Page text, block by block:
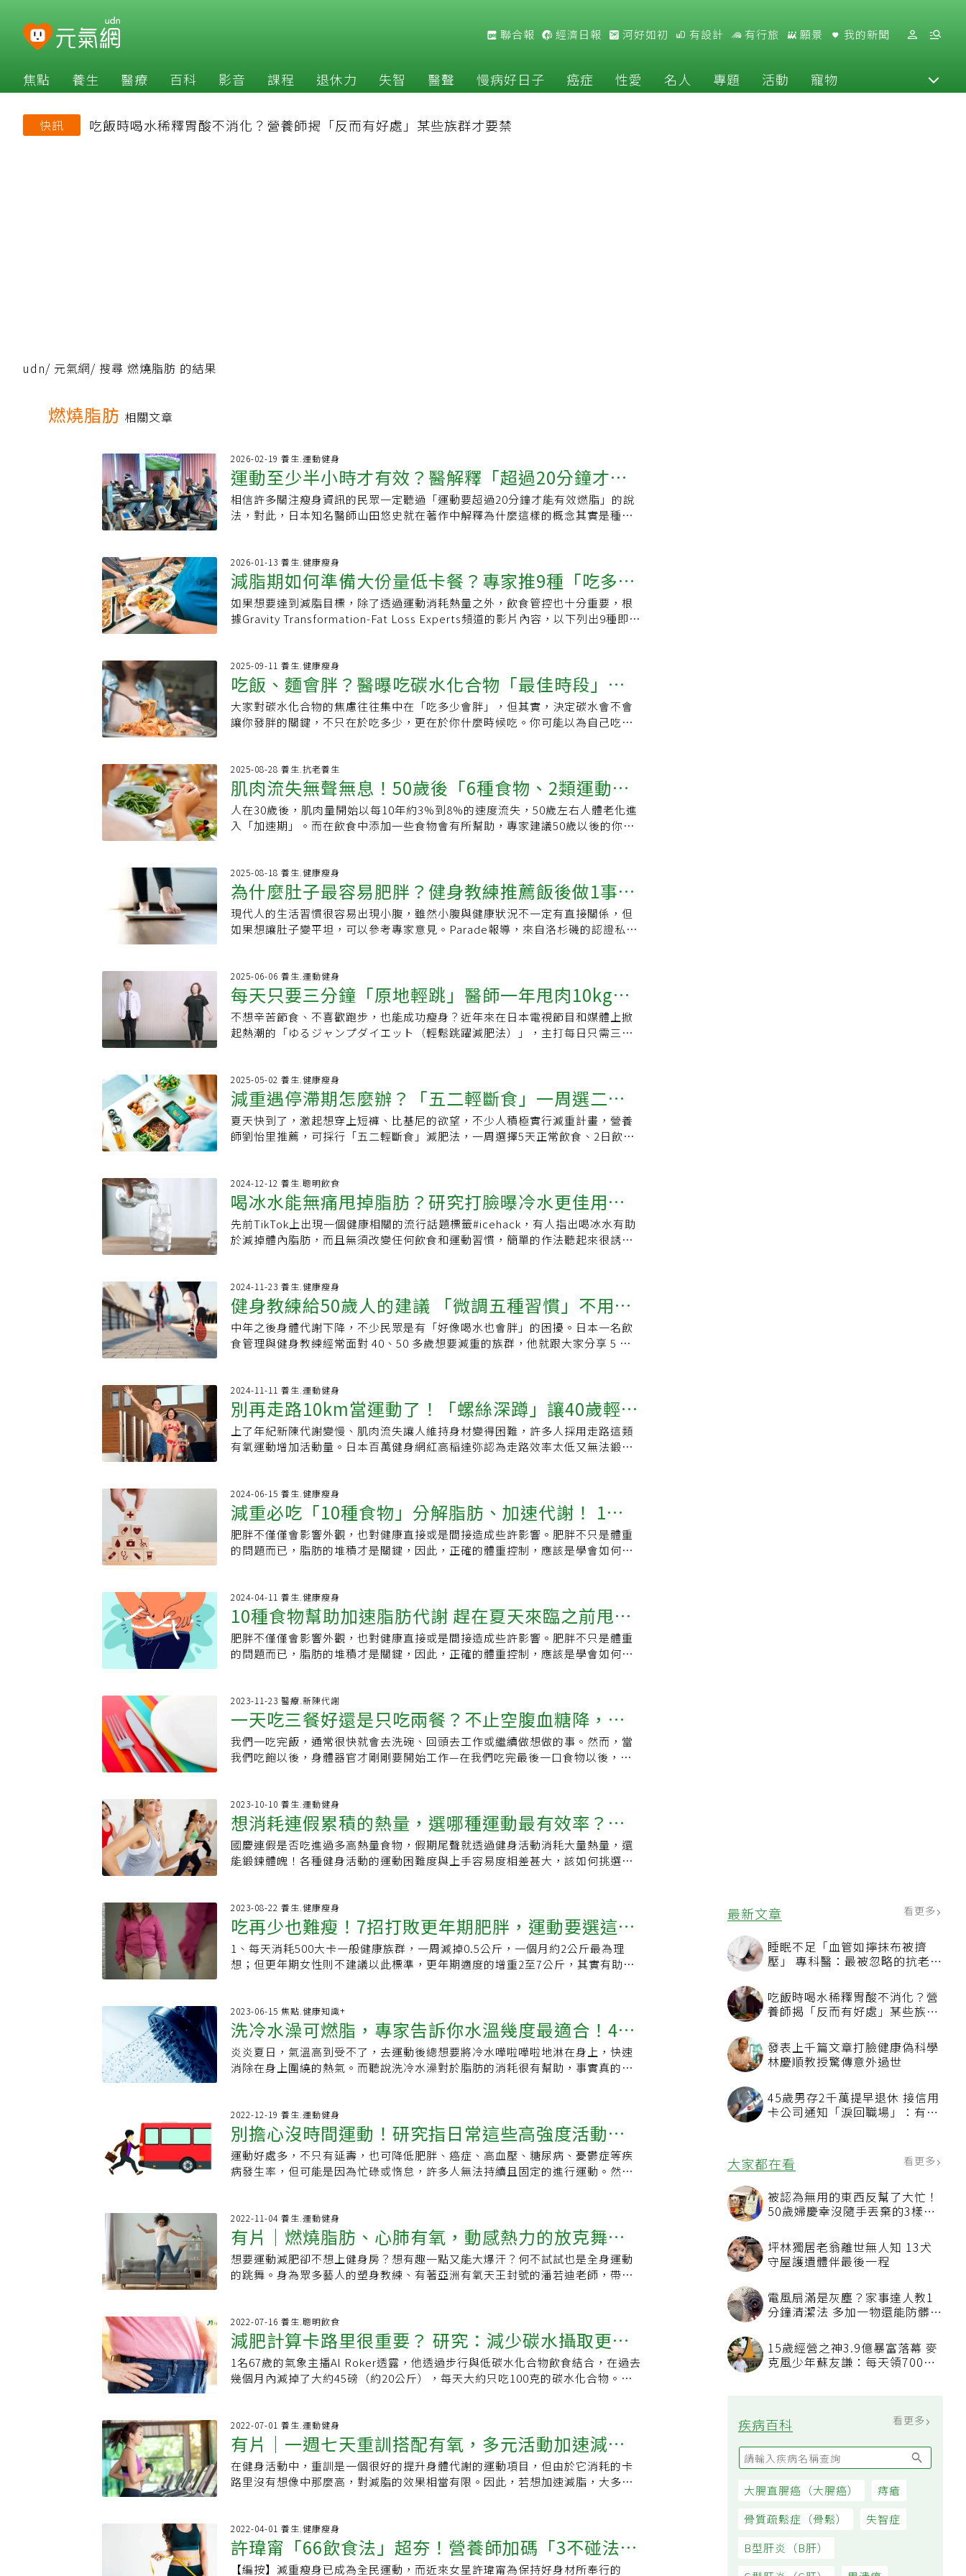
聯合報 經濟日報 河好如初 有設計 有行旅 願景 我的新聞
焦點 養生 醫療 百科 影音 課程 退休力 失智 醫聲 慢病好日子 癌症 性愛 名人 專題 活動 寵物
快訊 吃飯時喝水稀釋胃酸不消化？營養師揭「反而有好處」某些族群才要禁
最新文章 看更多
睡眠不足「血管如擰抹布被擠
壓」 專科醫：最被忽略的抗老方
吃飯時喝水稀釋胃酸不消化？營
養師揭「反而有好處」某些族群
發表上千篇文章打臉健康偽科學
林慶順教授驚傳意外過世
45歲男存2千萬提早退休 接信用
卡公司通知「淚回職場」：有錢
大家都在看 看更多
被認為無用的東西反幫了大忙！
50歲婦慶幸沒隨手丟棄的3樣物
坪林獨居老翁離世無人知 13犬
守屋護遺體伴最後一程
電風扇滿是灰塵？家事達人教1
分鐘清潔法 多加一物還能防髒汙
15歲經營之神3.9億暴富落幕 麥
克風少年蘇友謙：每天領700元
疾病百科 看更多
大腸直腸癌（大腸癌）
痔瘡
骨質疏鬆症（骨鬆）
失智症
B型肝炎（B肝）
udn/ 元氣網/ 搜尋 燃燒脂肪 的結果
燃燒脂肪 相關文章
2026-02-19 養生.運動健身
運動至少半小時才有效？醫解釋「超過20分鐘才能
燃脂」是迷思
相信許多關注瘦身資訊的民眾一定聽過「運動要超過20分鐘才能有效燃脂」的說
法，對此，日本知名醫師山田悠史就在著作中解釋為什麼這樣的概念其實是種迷
著各種「燃脂20分鐘法則」、「要運動XX分鐘才有效」、「要以1.5小時作為睡眠
週期」等方法。山田悠史醫師就先幫大家拆解運動與脂肪燃燒之間的關係，首先
我們必須先知道三個重點：1.運動後脂肪會立即開始燃燒。2.脂肪燃燒的速度會
隨著時間而加快。3.多次10分鐘的運動會產生累積效應，達成與一次長時間運動
相同的效果。因此所謂減脂的「20分鐘法則」其實並不完全正確，因為從運動的
物，之後才是脂肪，但這並不代表在燃燒碳水化合物的期間脂肪沒有被燃燒，碳
水化合物是主要能量來源，但同時脂肪也會作為輔助能量來源，也就是說即使是
運動10分鐘，燃脂效果也並非為零。科學研究也已經證實，即使是10分鐘左右的
短時間運動，如果堅持規律進行，也能燃燒足夠的脂肪並改善健康狀況。5分鐘的
2026-01-13 養生.健康瘦身
減脂期如何準備大份量低卡餐？專家推9種「吃多也
不太會胖」的食物
如果想要達到減脂目標，除了透過運動消耗熱量之外，飲食管控也十分重要，根
據Gravity Transformation-Fat Loss Experts頻道的影片內容，以下列出9種即使
全吸收，很大一部分在消化過程中就被消耗掉了。但前提是你吃的是低調味的水
煮蛋，如果是一份加了很多起司和配料的煎蛋捲，還是容易「爆卡」的。2.鮭魚
特別強調最好選擇野生鮭魚，專家指出養殖鮭魚的脂肪含量遠高於野生鮭魚，對
於體重管理不利，野生鮭魚的脂肪含量只有養殖鮭魚的一半，而且還含有豐富的
蛋白質。3.泡菜醃製泡菜的脂肪和熱量都很低，非常適合大量食用，並且含有必
醬是熱量最低的沾醬之一，一份莎莎醬（約兩湯匙）平均熱量不到10大卡。另
外，墨西哥辣椒中的辣椒素成分還可以提升身體燃燒脂肪的能力，進而幫助減
肥。5.雞胸肉雞胸肉是增肌減脂族群的好夥伴，雞肉是優質瘦肉蛋白質的來源，
雞胸部位脂肪含量低，100克雞胸肉含有165大卡熱量、31克蛋白質和3.6克脂
在減脂期間吃的水果，因為主要成分是水（91%）和碳水化合物（7.6%），幾乎
不含蛋白質和脂肪，100克西瓜的熱量約只有30大卡。7.蘑菇蘑菇不僅熱量低，而
且富含蛋白質、膳食纖維、維生素、礦物質和多醣體，除了蘑菇之外，靈芝、猴
頭菇、雲芝和白樺茸也適合減脂食用。8.甜椒甜椒跟蘑菇一樣是低熱量又營養的
食材，可以幫助促進新陳代謝，增強免疫系統。一個中等大小的甜椒（約120克）
花？富含膳食纖維和天然抗氧化物質的爆米花是一種優質的低熱量高纖零食，用
全穀類製成的爆米花還有促進血液循環與消化的作用。但是要小心電影院和市面
販售的爆米花多添加大量奶油和調味料，一桶熱量可能就破千，而且鈉含量也超
高，建議在家自己製作少許調味的爆米花，就能避開熱量炸彈。
2025-09-11 養生.健康瘦身
吃飯、麵會胖？醫曝吃碳水化合物「最佳時段」，
血糖穩、不囤脂
大家對碳水化合物的焦慮往往集中在「吃多少會胖」，但其實，決定碳水會不會
讓你發胖的關鍵，不只在於吃多少，更在於你什麼時候吃。你可能以為自己吃得
碳水量遠超過身體的需要，隨便一頓早餐的貝果或吐司，加上一杯含糖咖啡，午
餐再來個義大利麵，碳水量就輕鬆突破350克。但身體真正需要的，其實一天可能
連一百克都不到。重點不是把碳水完全剃除，而是要在身體「最會利用」它的時
間出手，而且要選對來源，像是糙米、黑米、芋頭，這些才是你想要的燃料，不
是讓你昏沉想睡的加工澱粉。 中午吃碳水 血糖不容易飆升、囤積脂肪 身體最擅
被細胞拿來當能量而不是儲存成脂肪。相對於在晚上攝取碳水，白天攝取碳水的
減重效果明顯更好、血糖與胰島素也更穩定，甚至連飢餓感都比較低。這是因為
早上的產熱效應比較強，身體「燃燒燃料的效率」本來就比晚上高，同樣一百
卡，早上吃掉比晚上更不容易囤積成脂肪。如果你那天早上剛好有運動，或者接
的碳水比較容易進到肌肉當燃料，而不是流進脂肪細胞當庫存。不過如果你當天
整天都坐著沒動，早上就不建議吃太多碳水，這時反而可以選擇以蛋白質或健康
脂肪為主的早餐。 運動後該不該馬上補碳水？ 這點其實和傳統觀念有點出入。過
去大家都認為運動完要馬上吃東西，最好在三十分鐘內吃進碳水，才不會浪費恢
復期。但運動完的那段時間，其實是燃燒脂肪最有效的時候，如果這時立刻吃碳
好用完。 晚上能不能吃碳水？ 答案不是絕對禁止，關鍵是掌握量和時機。如果你
在晚餐時間攝取一點點碳水，像是半顆地瓜或一小份南瓜，其實對某些人反而有
助於入睡。因為碳水會促進血清素與褪黑激素的生成，能幫助副交感神經上場、
讓你比較容易進入放鬆模式。但這前提是「適量」而且「提早吃完」，最好是在
段自然的脂肪燃燒。剛醒來的時候，胰島素是一天中最低點，加上所謂的「黎明
現象」此時的高皮質醇、高胰高血糖素與高血糖本來就會讓你對碳水的反應比較
差。如果一醒來就吃碳水，可能會放大這個血糖波動，增加儲脂風險。晚一點吃
早餐，等身體的代謝節奏穩下來再開始進食，會是比較理想的做法。 觀察自己對
碳水反應 有效利用 碳水的量不是答案的全貌，而是「時間點」和「身體狀態」
麼吃，不如直接觀察自己的反應。吃對時間、吃對來源，再加上一點運動，碳水
可以是你能量的好朋友，而不是你的敵人。 【延伸閱讀】 ·「白飯vs麵條」哪個
比較好？專家給答案了 搭配這2種食物血糖更穩定 ·吃麵包容易胖？醫揭「3關
鍵」讓澱粉不囤脂 別一次梭哈
2025-08-28 養生.抗老養生
肌肉流失無聲無息！50歲後「6種食物、2類運動」
有效保持肌肉質量
人在30歲後，肌肉量開始以每10年約3%到8%的速度流失，50歲左右人體老化進
入「加速期」。而在飲食中添加一些食物會有所幫助，專家建議50歲以後的你，
人在30歲後，肌肉量開始以每10年大約3%到8%的速度流失，40歲後肌肉質量流
失速度加快，50歲左右人體老化更進入「加速期」。肌肉流失與肌少症密切相
關，肌肉減少會影響身體機能、增加跌倒與骨折風險，住院機率上升導致生活品
質下降，再來就可能面臨失能、長期臥床。50歲後每天該吃的6種食物根據《Eat
this, Not that！》訪問運動營養師Tara Collingwood，在飲食中添加一些足以
歲以上的人，因為雞蛋含有完全蛋白質與維生素B12，有助於修復肌肉並穩定能
量。每天早上吃一顆蛋，是補充蛋白質最佳選擇。2.綠葉蔬菜綠葉蔬菜富含鈣、
鎂和維生素K，對骨骼和肌肉功能有益，而且食用方式多元，可以清炒、水煮，也
可以當沙拉吃。3.希臘優格如果想在年老時保持身材苗條，希臘優格也是必吃的
含ω-3脂肪酸，可以抗發炎並保護肌肉，是富含優質脂肪的瘦肉蛋白，非常適合中
老年人補充。5.莓果包括黑莓、草莓和藍莓的莓果類，富含抗氧化劑和纖維，有
助於恢復體力並控制食欲，是可幫助燃燒脂肪的甜食6.豆類食物豆類或扁豆是既
能填飽肚子又能促進減脂的配菜，其所含的植物蛋白和纖維能穩定血糖，並為肌
肉提供能量。如何知道自己肌肉流失？要如何知道自己肌肉流失、有沒有肌少
少症可能，建議到醫院復健科做檢測確認。根據衛福部國健署統計，台灣65歲以
上長者的肌少症盛行率為7至10%，粗估近30萬人罹患肌少症。而肌肉流失和骨
質流失一樣，都是無聲無息的，超過一半的人不知道自己正在流失肌肉，如果發
現經常起身困難、行走速度變慢、小腿圍變細，可能肌少症已經找上門了。有
保祿醫院家庭醫學科醫師吳庭蕙曾受訪指出，攝取優質與適量的蛋白質有助增加
肌肉量。運動方面以有氧運動、漸進式阻力運動的訓練最能有效增加肌肉質量、
強化肌力。若身體較虛弱者，以少量多次為原則，慢慢增加訓練的強度，千萬不
要一口氣加重訓練，以免受傷。 你有肌少症的風險嗎？快來看看常見徵兆➤ 【資
料來源】．《Eat this, Not that！》 ．《衛福部國健署 健康九九+》 ．聯合報系
2025-08-18 養生.健康瘦身
為什麼肚子最容易肥胖？健身教練推薦飯後做1事有
助瘦小腹
現代人的生活習慣很容易出現小腹，雖然小腹與健康狀況不一定有直接關係，但
如果想讓肚子變平坦，可以參考專家意見。Parade報導，來自洛杉磯的認證私人
練伊安努奇（Alexis Iannucci）說，飯後散步有助平衡血糖、燃燒額外的卡路
里。認證肌力與體能訓練專家霍爾特（Stephen Holt）說，低血糖暗示身體少存
點脂肪，特別是胰島素阻抗（Insulin resistance）最先出現的腹部。雖然走路時
間取決於個人，伊安努奇說，走10到20分鐘就能看到效果，但走30分鐘以上對一
部分人比較理想，特別是追求長期減脂的人，有助消耗大於攝取的熱量。走路不
教練羅瑟（Holly Roser）說，為了最大化走路效益，建議選擇身體可承受的上坡
路散步。霍奇斯說，需要的話可以穿負重背心增加難度。每一步讓核心肌群出力
也有幫助。另外要記得補充水分，飯後散步最不想遇到的是身體脫水。雖然走路
對大部分人有正面效果，霍奇斯說，有消化問題的人，如果飯後需要上廁所，可
努奇說，肌力訓練，特別是深蹲、硬舉等複合式訓練能鍛鍊瘦肌肉、燃燒脂肪，
而棒式、死蟲式、鳥狗式等核心穩定運動能訓練深層腹部肌肉。霍奇斯說，阻力
訓練需要長期堅持，並不是快速解方，持續訓練能提升靜止代謝率（Rest
Metabolic Rate），進而讓肚子變平坦。
2025-06-06 養生.運動健身
每天只要三分鐘「原地輕跳」醫師一年甩肉10kg：
尤其適合中老年女性
不想辛苦節食、不喜歡跑步，也能成功瘦身？近年來在日本電視節目和媒體上掀
起熱潮的「ゆるジャンプダイエット（輕鬆跳躍減肥法）」，主打每日只需三
高齡族群健康減重的絕佳選擇。什麼是「輕鬆跳躍減肥法」？據《HALMEK up》
報導，這是由日本國立大學教授兼醫師伊賀瀨道也為了改善自身體型所設計的減
肥法。方法相當簡單，只需每天跳三次、每次一分鐘，不需劇烈運動或複雜飲食
控制。伊賀瀨持續一年後，體重從82公斤降到72公斤，減少10公斤，腰圍也減了
5公分。為什麼「輕鬆跳躍」能瘦身？人體下半身集中了約一半的肌肉，尤其大腿
腹部與雙腿跳躍能鍛鍊大腿前側的股四頭肌與後側的腿後肌群，強化下半身並有
助於收緊大腿線條。同時跳躍時腹部也會出力，有助於消除小腹。2. 改善水腫跳
躍會促進小腿肌肉伸縮，小腿被稱為「第二顆心臟」，可幫助血液從下肢回流心
臟，對水腫改善尤其有效。更年期後雌激素減少導致水分代謝不良，跳躍可預防
善體態歪斜與駝背問題，對避免中年腹凸和跌倒有幫助。5. 改善肩頸痠痛當核心
強化、身體歪斜減少，肌肉使用自然正確，有助於紓解肩頸痠痛。若搭配「舉手
跳躍」，更可促進肩部血液循環。6. 強化骨骼研究指出，每天跳10次、持續16週
能提升髖部骨密度。另一研究也顯示，每週2~3次，每次跳20下持續1年，有助維
持停經後女性的大腿骨密度，對預防骨質疏鬆症十分有效。考量日本女性50歲以
下開始，逐步習慣為目標。只要早、中、晚三次練習，就能減少復胖機率。不擅
長運動也能輕鬆上手對運動無法持之以恆、生活忙碌的50歲左右女性來說，是非
常適合的減重方式。原地跳躍無需特別場地或技巧，輕鬆實行。無需任何器材，
隨時可開始不同於跳繩或彈跳床，這種跳躍法不需鞋子、墊子或任何設備。若擔
鬆跳躍減肥法的具體做法【基本型】1.熱身：手腕與腳踝各方向旋轉20次，屈膝
10次。2.站姿：雙手放鬆、背部挺直。3.跳躍：輕輕垂直跳起（從腳跟微離地開
始），膝蓋微彎落地。【進階型 - 圖形跳】此動作可刺激肩胛部位的「褐色脂肪
細胞」，幫助燃燒脂肪與產生熱能。1.熱身同上。2.雙手舉過頭交叉。3.保持姿勢
垂直跳躍，落地時膝蓋微彎。執行時的重點與小技巧持續是關鍵：這是一項溫和
離原地，代表核心肌群還需加強。保護胸部：跳躍時胸部劇烈晃動恐傷及「庫柏
韌帶」，建議用雙臂交叉環抱保護。做這項運動仍有一些注意事項，像是有膝
蓋、腰部或髖關節問題，或骨質疏鬆症患者，務必事先詢問醫師意見；若擔心關
節負擔，可穿著有支撐力的壓縮褲或運動褲降低衝擊。
2025-05-02 養生.健康瘦身
減重遇停滯期怎麼辦？「五二輕斷食」一周選二天
飲食控制 照食譜吃輕鬆甩肉
夏天快到了，激起想穿上短褲、比基尼的欲望，不少人積極實行減重計畫，營養
師劉怡里推薦，可採行「五二輕斷食」減肥法，一周選擇5天正常飲食、2日飲食
2、3公斤，似乎很快看到成效，但一段時間體重卻突然卡住不動。劉怡里說，其
實無論用什麼方式減重，一定會遇到數字卡關的「停滯期」。減重停滯期是一種
身體出現短暫的適應機制，也是一種保護生理反應。當體重、體脂因為少吃多動
而往下降低時，一段時間後，身體會開始找到新的平衡，讓體重先停住。「有時
候只卡住幾天，有時卻一停就是好幾個月。」劉怡里說，停滯期容易讓人感到灰
慮的心情。她分享3個妙招，重新調整飲食和運動方式，或是把這時候的體重當作
新的開始，就像玩遊戲卡關一樣，換個方式讓自己的戰力提升。1.偶爾來點放縱
餐：適度增加熱量真的有助於突破停滯期，劉怡里說，美食讓人心情愉悅、打破
減脂卡關。卡關的時候，允許一個月吃個1、2次大餐，不但不會變胖，還能喚醒
可以加點重量訓練，有助於燃燒脂肪及增加肌肉量。嘗試高強度間歇訓練，燃脂
效果也很明顯，身體更有感。3.設定短期目標：減重不用一次到位，設定小目
標、慢慢調整，反而更容易持久。例如每周多運動10分鐘，或是每天多吃一份蔬
菜，都是很好入門的開始。透過短期目標的設定，慢慢養成更健康的飲食和運動
習慣，也會看到體重變化。劉怡里指出，進行減重計畫時，大約降到體重5%至
帶」，含豐富的碘、多種礦物質和高膳食纖維，還能促進新陳代謝、幫助消除水
腫及減少脂肪吸收。若嘴饞想吃甜點，多利用蔬菜類白木耳、黑木耳、仙草、愛
玉、寒天等做成的甜湯，另加點紅豆、綠豆，增加飽足感。劉怡里提醒，想進行
減重計畫，學習計算熱量也是重點，若以每周減輕0.5公斤為目標，每日應減少攝
2024-12-12 養生.聰明飲食
喝冰水能無痛甩掉脂肪？研究打臉曝冷水更佳用
法：有效調節血糖
先前TikTok上出現一個健康相關的流行話題標籤#icehack，有人指出喝冰水有助
於減掉體內脂肪，而且無須改變任何飲食和運動習慣，簡單的作法聽起來很誘
能幫助燃燒脂肪嗎？喝冰水效果不彰 不如身體泡冷水根據一項2003年的研究，喝
500毫升的常溫水每小時能增加卡路里消耗30%，原因是身體會消耗能量將水溫
提升到攝氏37度。但這個說法遭到挑戰，認為測量熱量消耗的方法有問題。2006
年另一項更嚴謹的研究發現，喝冰水（3°C）僅能增加5%的能量消耗，等於每杯
只會燃燒4大卡，換句話說，即使每天喝八杯冰水，也無法明顯減掉脂肪。後來愈
色脂肪，對代謝健康有正面影響。還有一些研究指出，經常接觸冷水可提升胰島
素敏感度，有助調整血糖水平。雖然喝冰水無法顯著促進代謝，但適當的補水對
身體的正常新陳代謝至關重要，每天最好喝到2000毫升的水，所有非酒精類飲料
都算，但最好還是直接喝無糖的白開水，建議以常溫飲用，運動後若喝冷水能有
乏的一餐。 所以應該多加關注早餐的內容。二、增加全食物（WHOLE FOOD）
攝取量研究指出，每天吃三份全穀物的人患代謝疾病的風險較低，若是晚餐有剩
餘的穀物，可加到第二天午餐的沙拉中。三、調整飲食節奏進食會向身體的生理
時鐘發出信號並調節新陳代謝，小心不要在不規律的時間或深夜進食，因為會擾
亂生理時鐘並對消化產生不良影響。資料來源／Women&#039;s Health
2024-11-23 養生.健康瘦身
健身教練給50歲人的建議 「微調五種習慣」不用特
別做什麼就能減3公斤
中年之後身體代謝下降，不少民眾是有「好像喝水也會胖」的困擾。日本一名飲
食管理與健身教練經常面對 40、50 多歲想要減重的族群，他就跟大家分享 5 個
（麥芽糊精）的飲料，對於學習或是肌肉訓練的族群來說，麥芽糊精是可以快速
補充能量的碳水化合物。但是戒掉這種飲料後，每天攝入的卡路里就減少了，身
體會更容易用燃燒脂肪的方式來獲取能量。2.午餐主食改為以魚為主許多人午餐
會以肉類和米飯為主，但不妨將主食改為「魚肉」，教練就分享自己開始吃由烤
魚、生魚片為主的日式套餐，蔬菜豆類的份量也多於米飯，不但有飽足感，熱量
肌肉修復，但對於減脂的族群來說，則需要注意碳水化合物是否也造成攝取過多
卡路里。建議用低碳水的堅果或起司代替零食甜點，血糖水平也會更穩定。4.從
無氧運動轉為有氧運動對想要減重的民眾來說，有氧運動燃燒脂肪的效果比無氧
運動更好，建議繼續維持肌肉訓練之外，也加入有氧運動的訓練量，例如1小時騎
素調節生理機能，當睡眠充足時，抑制食慾的「瘦體素」就會增加，體內賀爾蒙
的平衡能預防暴飲暴食、無形之中維持身心健康。教練表示，自己依照上面提到
的方法微調日常生活習慣，不知不覺就減掉了3公斤，他本身已經有運動習慣，再
加上減少熱量攝取，自然能達成脂肪燃燒的效果。
2024-11-11 養生.運動健身
別再走路10km當運動了！「螺絲深蹲」讓40歲輕鬆
維持身材：就算只做一次也有效
上了年紀新陳代謝變慢、肌肉流失讓人維持身材變得困難，許多人採用走路這類
有氧運動增加活動量。日本百萬健身網紅高稲達弥認為走路效率太低又無法鍛鍊
怎麼走路或做深蹲都減不了肥，她指出深蹲被稱為「肌肉訓練之王」，負重強度
相當高。40多歲的人若以自己的體重負荷做深蹲不是太困難的事，現在最夯的運
動為「螺絲深蹲」（ネジネジスクワット），從字面上來看就是透過扭動身體進
行的深蹲。用螺絲深蹲取代深蹲「螺絲深蹲」是透過扭動手臂、腹部和腿部，可
以用自身的體重進行高負荷訓練。1.雙手交叉2.挺起胸膛3.一隻腳往斜後交叉4.上
重心放得愈低就愈有效果，每天做一次維持10秒就行了。高稲指出雖然走路當運
動的門檻很低，但是燃燒的熱量很少，沒什麼增強肌肉的效果，也不容易減肥，
如果要每天花很長時間走路，例如一天走上10公里，對一般人來說也很困難。自
己年輕時體重很容易減輕，因為有足夠肌肉量和良好的代謝能力；到了40多歲後
一旦放棄體重就會立刻反彈；如果用螺絲深蹲鍛鍊肌肉，就能提高基礎代謝，讓
自己成為「容易減肥和燃燒脂肪的體質」。每增加一公斤的肌肉，每年能燃燒0.7
公斤的脂肪，一旦鍛鍊出更多肌肉，就能讓燃燒脂肪變得容易，身材就能容易維
持，高稲自稱和丈夫40多歲以後透過運動已減掉高達10公斤，恢復20歲的苗條身
材。資料來源／日本雅虎新聞
2024-06-15 養生.健康瘦身
減重必吃「10種食物」分解脂肪、加速代謝！ 1食
物燃脂效果是綠茶2.5倍、這款油還能增肌減脂
肥胖不僅僅會影響外觀，也對健康直接或是間接造成些許影響。肥胖不只是體重
的問題而已，脂肪的堆積才是關鍵，因此，正確的體重控制，應該是學會如何消
幫助燃燒脂肪的食材，可以有效地促進脂肪代謝，幫助維持好身材。 1、肉桂根
據美國農業部的研究顯示，在食物中添加1/4至1茶匙的肉桂，立刻可以讓身體脂
肪分解並加速代謝，肉桂的燃脂效果是綠茶的2.5倍。 2、富含維生素B1、B2之
食材維生素B1及B2對於熱量的代謝相當重要，它們是酵素的輔脢，如果體內缺乏
維生素B1及B2時，酵素就無法發揮作用。因為維生素B1、B2是水溶性的維生
類、五穀雜糧、酵母、小麥胚芽、豆類、牛奶、肉類等，也都是重要的維生素
B1、B2來源，也可以從中攝取。 3、富含天然酵素之食材酵素不但能夠減少中性
脂肪囤積在血液中，也可以促進新陳代謝，達到燃燒脂肪的功效。因此，適當補
充酵素，可以達到節省體內酵素流失的目的，身體就能夠有效地利用體內的酵素
蔥、山藥、豆芽菜等蔬菜，酵素的含量也非常豐富。 4、共軛亞麻油酸共軛亞麻
油酸是亞麻油酸的同分異構物，已經發現具有增加肌肉以及減少體脂肪囤積的功
效。除此之外，共軛亞麻油酸還具有清除自由基以及抗癌等效果。專家建議，可
以從葵花油中攝取共軛亞麻油酸。 5、富含大豆皂角之食材大豆皂角能讓腸胃不
容易吸收多餘的熱量，同時也具有抗氧化、調降血低膽固醇以及血脂肪的作用，
素之食材木質素可以活化腸道功能，使排便變得通暢，並可刺激體內新陳代謝，
使脂肪不容易堆積在體內。包括芝麻、燕麥、穀類、可可亞、大豆、亞麻仁等，
都含有很豐富的木質素，可以從中取得。 7、含咖啡因之食物咖啡因是茶以及咖
啡苦味的來源，可以刺激腦部活動、振奮心情，同時還有利尿的效果。研究發
燃脂的功效才能夠充分發揮。另外，喝咖啡會感覺心悸的人，並不建議嘗試。
8、含輔脢Q10之食材Q10是身體燃燒熱量時所必備的物質，若是體內的Q10足
夠，則所攝取的脂肪就能夠充分地被代謝分解。除了燃脂這個功效之外，Q10也
具有抗氧化作用，並能夠清除體內的自由基，有助於維持健康。富含輔脢Q10的
食物，包括秋刀魚、沙丁魚、鮭魚、鮪魚等魚類，而牛肉或是羊肉等肉類，菠
抑制過剩的脂肪儲存。研究也證實，適當地攝取納豆，對身體健康有幫助。 10、
辣椒素辣椒粉、辣椒油以及辣椒，都含有豐富的辣椒素。辣椒素被發現具有燃脂
的功用，可以刺激副交感神經、加速能量的代謝，但是腸胃道功能比較不好的人
要小心選用。延伸閱讀： ·休假暴食、吃太多如何補救？ 營養師公開「超強清腸
2024-04-11 養生.健康瘦身
10種食物幫助加速脂肪代謝 趕在夏天來臨之前甩掉
肥肉
肥胖不僅僅會影響外觀，也對健康直接或是間接造成些許影響。肥胖不只是體重
的問題而已，脂肪的堆積才是關鍵，因此，正確的體重控制，應該是學會如何消
減重的效益，因為攝取能夠幫助燃燒脂肪的食材，可以有效地促進脂肪代謝，幫
助維持好身材。 肉桂根據美國農業部的研究顯示，在食物中添加1/4至1茶匙的肉
桂，立刻可以讓身體脂肪分解並加速代謝，肉桂的燃脂效果是綠茶的2.5倍。 富含
維生素B1、B2之食材維生素B1及B2對於熱量的代謝相當重要，它們是酵素的輔
脢，如果體內缺乏維生素B1及B2時，酵素就無法發揮作用。因為維生素B1、B2
的寶庫，但是全穀類、五穀雜糧、酵母、小麥胚芽、豆類、牛奶、肉類等，也都
是重要的維生素B1、B2來源，也可以從中攝取。 富含天然酵素之食材酵素不但
能夠減少中性脂肪囤積在血液中，也可以促進新陳代謝，達到燃燒脂肪的功效。
因此，適當補充酵素，可以達到節省體內酵素流失的目的，身體就能夠有效地利
菇、白蘿蔔、洋蔥、山藥、豆芽菜等蔬菜，酵素的含量也非常豐富。 共軛亞麻油
酸共軛亞麻油酸是亞麻油酸的同分異構物，已經發現具有增加肌肉以及減少體脂
肪囤積的功效。除此之外，共軛亞麻油酸還具有清除自由基以及抗癌等效果，專
家建議，可以從葵花油中攝取共軛亞麻油酸。 富含大豆皂角之食材大豆皂角能讓
腸胃不容易吸收多餘的熱量，同時也具有抗氧化、調降血低膽固醇以及血脂肪的
木質素之食材木質素可以活化腸道功能，使排便變得通暢，並可刺激體內新陳代
謝，使脂肪不容易堆積在體內。包括芝麻、燕麥、穀類、可可亞、大豆、亞麻
仁……等，都含有很豐富的木質素，可以從中取得。 含咖啡因之食物咖啡因是茶
以及咖啡苦味的來源，可以刺激腦部活動、振奮心情，同時還有利尿的效果。研
啡因燃脂的功效才能夠充分發揮。另外，喝咖啡會感覺心悸的人，並不建議嘗
試。 含輔脢Q10之食材Q10是身體燃燒熱量時所必備的物質，若是體內的Q10足
夠，則所攝取的脂肪就能夠充分地被代謝分解。除了燃脂這個功效之外，Q10也
具有抗氧化作用，並能夠清除體內的自由基，有助於維持健康。富含輔脢Q10的
食物，包括秋刀魚、沙丁魚、鮭魚、鮪魚等魚類，而牛肉或是羊肉等肉類，菠
過剩的脂肪儲存，研究也證實，適當地攝取納豆，對身體健康有幫助。 辣椒素辣
椒粉、辣椒油以及辣椒，都含有豐富的辣椒素。辣椒素被發現具有燃脂的功用，
可以刺激副交感神經、加速能量的代謝，但是腸胃道功能比較不好的人要小心選
用。 延伸閱讀： ·科學認證「有效降血壓6食物」1圖看 1飲品少喝1/4瓶收縮壓
2023-11-23 醫療.新陳代謝
一天吃三餐好還是只吃兩餐？不止空腹血糖降，研
究列5改善數據做這建議
我們一吃完飯，通常很快就會去洗碗、回頭去工作或繼續做想做的事。然而，當
我們吃飽以後，身體器官才剛剛要開始工作—在我們吃完最後一口食物以後，它
烈的時刻。為了消化、分類和儲存我們剛吃下肚的食物中的分子，血液會湧入消
化系統，荷爾蒙也會像潮水一樣拚命分泌。有些系統會暫停運作（包括免疫系
統），其他系統則會被激發（例如脂肪儲存）。胰島素濃度、氧化壓力和炎症會
增加。飯後血糖或果糖飆升得越高，身體就越需要應對餐後狀態，因為它需要控
制更多的自由基、糖化作用以及釋放的胰島素。有餐後狀態是正常的，但人體也
有20 個小時處於餐後狀態，因為我們平均每天吃三餐，外加兩頓零嘴。過去的生
活不是這樣的：一直到1980 年代以前，人們只吃兩餐，中間並不常吃零食，所以
只有8 到12 個小時處於餐後狀態。零食是1990 年代的發明，跟低腰牛仔褲一樣
（要穿這種褲子之前，請三思而後行）。當我們的身體不處於餐後狀態時，事情
空的消化道正在清潔內壁。當我們不處於餐後狀態時，胰島素濃度就會下降，身
體就可以重新燃燒脂肪，而不是儲存脂肪。你可能聽人說過，史前時代的人可以
長時間不進食。這是因為我們可以輕易在使用葡萄糖作為燃料（來自最後一餐）
和使用脂肪作為燃料（來自脂肪儲存）這兩種模式之間切換。正如先前所講，這
種轉換能力稱為代謝靈活度。它是新陳代謝是否健康的主要衡量標準。要增加新
多餐，一天吃六頓」，這樣比吃兩頓或三頓大餐更好。然而，研究結果證實這種
想法是錯誤的。針對這點，捷克共和國的科學家在2014 年對第二型糖尿病患者進
行了測試。他們決定每天的卡路里配額，讓其中一組受測者在兩頓大餐中攝取這
些卡路里，而另一組則分成六頓，少量多餐，分批攝取相同的熱量。只吃兩餐的
胰島素抗性降低、胰臟細胞變得更健康。攝取相同的卡路里，效果卻有所不同。
（我又要講我最喜歡的格言：卡路里不是一切。）另一種改善新陳代謝的方法是
所謂的間歇性斷食，你可以一次禁食6、9、12 或16 小時，或者每週有幾天減少
攝取卡路里。為什麼說寧可吃飯後甜點當我們不吃零食時，身體系統會有更長的
時間不處於餐後狀態。這樣一來，身體就有時間去進行上面提到的清理工作。餐
移動到管道。因此，無論你想吃一片水果、一碗果昔、一顆太妃糖或一塊餅乾，
請在飯後吃。圖H6-1 同樣是吃鳳梨，血糖飆升的幅度卻不同。如果你先吃含有脂
肪、纖維和蛋白質的食物，然後吃鳳梨作為甜點，鳳梨就不會讓血糖大幅度驟
升。把鳳梨作為零食吃的時候，血糖會飆升，即便反應性低血糖的情況的確比較
血糖峰值；飯後吃的話，它引起的整體血糖濃度變化較低。 (本文摘自高寶出版
《90%的病，控糖就會好》，作者：潔西．伊喬斯佩 Jessie Inchauspe；譯者：
吳煒聲)
2023-10-10 養生.運動健身
想消耗連假累積的熱量，選哪種運動最有效率？科
學實證給了這些建議
國慶連假是否吃進過多高熱量食物，假期尾聲就透過健身活動消耗大量熱量，還
能鍛鍊體魄！各種健身活動的運動困難度與上手容易度相差甚大，該如何挑選適
部脂肪，廣告建議在軟墊上進行仰臥起坐，減少腹部脂肪嗎？據專家研究，進行
運動時，無法將特定區域中的脂肪快速減少，那是一則運動神話。專家建議透過
整體的健身活動，不要專注在特定區域，才能達到燃燒脂肪的效果。2.破解六塊
腹肌的迷思，其實消耗熱量不多的健身活動：仰臥起坐仰臥起坐消耗卡路里不
多，如果背部已不舒服，仍以仰臥起坐來進行健身，會對脊柱施加過多壓力，導
混合健身（CrossFit）是一個整體性的訓練項目，包含速度、心肺耐力、最大肌
力、爆發力、柔軟度、協調性等各種動作要素，此健身活動注重開發個人運動能
力極限可能，屬於高強度的激烈訓練，對不熟悉操作的新手非常容易受傷，混合
健身（CrossFit）較適合特殊且有專業需求的運動人士鍛鍊使用。4.訓練肌力與
我鍛鍊時容易做錯，尤其當沒有教練進行指導時，容易因為不正確的著陸方式而
導致身體受傷，容易對身體的關節造成嚴重的傷害。進行前最好與合格教練討
論，不太適合健身初學者貿然執行。5.透過合理的阻力來燃燒脂肪、強健體魄：
阻力訓練阻力訓練是讓肌肉感受到阻力的身體活動，通過肌肉對抗外在阻力的方
式，來達到鍛鍊肌肉的效果。具有幫助鍛煉肌肉、燃燒卡路里和強健骨骼的功
體重量的訓練，重訓如果進行外加的自由重量來進行舉重鍛鍊時，操作時需有好
的技巧與方式，稍有不慎會發生運動傷害：•加載過重的重量•不正確的舉重姿
勢•熱身不足•沒有教練從旁指點7.國慶假期後想消耗大量的熱量，可認真考慮
跑步一個小時的跑步，燃燒的卡路里是同時間騎自行車或健走的的兩倍。想快速
行較長的時間，但健行對強健身體與大腦，都有顯著好處。並且幾乎沒有場地限
制，國慶連假時來場旅行，不僅對關節傷害不大，還能舒緩情緒，保持心臟健
康。9.滿足所有期待的健身運動：游泳游泳可滿足所有運動的期待：並且不會對
關節造成過度損傷，還可能促進心肺健康，轉換情緒，並燃燒大量卡路里。尤其
是身上已經積累大大小小傷病的族群，透過水減輕身體重量的負擔，能夠更安全
量，良好的間歇性運動，缺點是很難長時間進行，同時不適合膝蓋有問題的人進
行。增加小腿肌力、腿部協調能力，幫助頭腦敏銳的優點。11.體驗太空漫步般的
新型健身器材：橢圓機橢圓機又稱為太空漫步機，最早開發用來強化心肺功能訓
練的器材，運動時不不存在著力點，減緩膝關節的震動，移動手柄時也能進手臂
動，可以鍛鍊腿和手臂，並且同時得到心理的愉悅，也能夠消耗大量的卡路里。
國慶佳節進行跳舞健身，輕揚的樂音下，更容易讓人樂此不疲。13.強健各處肌
肉，消耗熱量有限的健身活動：瑜伽瑜伽的輕柔伸展，對於緩解壓力、改善呼
吸、強健身體各處肌肉和雕塑體態具有很大的好處。消耗熱量上，瑜珈是熱量較
2023-08-22 養生.健康瘦身
吃再少也難瘦！7招打敗更年期肥胖，運動要選這一
類才有實效
1、每天消耗500大卡一般健康族群，一周減掉0.5公斤，一個月約2公斤最為理
想；但更年期女性則不建議以此標準，更年期適度的增重2至7公斤，其實有助婦
公斤需要消耗3850大卡，若分配在一周，相當於每天消耗550大卡。）「只要維
持身體消耗的熱量大於吃進肚的熱量，減重就不是難事。」康寧醫院營養師陳詩
婷說，減重必須控制每日攝取的熱量，建議每天以扣除500大卡為宜。值得注意的
是，維持限制熱量且營養均衡的飲食，一日總熱量女性應不低於1200大卡，男性
則不低於1500大卡為原則。舉例來說，陳太太目前65公斤，沒有特別的勞力工
大卡一分為二，250大卡由飲食中扣除，另外250大卡則由運動取代，如此復胖的
機率就不高。新陳代謝科醫師陳思綺說，「更年期減重千萬不能求快。」更年期
減重應以每兩個月2至3公斤為目標，避免透過節食、不吃等方式快速減重，長期
下來可能會導致身體免疫力下降，甚至發生骨質疏鬆等疾病，應以毅力恆心落實
就可以了，因為毫無節制的飲食，會使人體腸胃消化系統時時處在工作的狀態，
這餐還沒消化完，接著又下一餐吃很飽，消化系統得不到休養，對胃黏膜傷害很
大。最重要的是，練習不吃飽，對體重控制相當重要。近年來不斷有各種動物實
驗強調吃太飽對健康的傷害，而七分飽恰恰好是能提高身體代謝、延緩身體老化
的進食量。飽的定義很空泛，陳詩婷說，七分飽沒有一種精確的量化標準，不過
到下一餐還覺得飽，就是吃太多了。3、不只要動，更要選擇負重運動陳思綺說，
更年期後很多女性都會有骨質疏鬆、肌力變少的問題，若能從事一些負重運動，
同時搭配曬太陽補充維生素D，可以有效保留肌肉量（甚至養出肌肉），以及骨
質密度，對於體脂、血脂以及體態的改善，效果都很好。也就是說更年期肥胖運
分鐘的有氧運動，同時進行10至15分鐘肌力的訓練，舉例來說，你可以先半小時
的快走，接著舉啞鈴練手臂、深蹲練大腿及臀部肌肉，或是僑式訓練腰臀肌肉，
每天輪不同部位的肌肉訓練最為適合。不過要提醒婦女，雖然負重運動有助肌肉
的維持，但仍要視自身的狀況，譬如你有膝蓋退化性關節炎，就不建議跑步或爬
山，應以游泳或其他訓練大腿肌肉的運動取代之。4、生酮飲食風險高，低糖飲食
天攝取的碳水化合物不能超過20克），提高脂肪到75至80％，蛋白質維持在15至
20％，強迫人體燃燒脂肪成為酮體，經證實可以在短時間內達到顯著的減脂效
果。不過，陳思綺不建議更年期婦女施行生酮飲食。因為更年期婦女，脂肪代謝
2023-06-15 焦點.健康知識+
洗冷水澡可燃脂，專家告訴你水溫幾度最適合！4種
人不宜
炎炎夏日，氣溫高到受不了，去運動後總想要將冷水嘩啦嘩啦地淋在身上，快速
消除在身上圍繞的熱氣。而聽說洗冷水澡對於脂肪的消耗很有幫助，事實真的是
WAT)－囤積讓手臂、腹部肥肥的佔整體的15至25％不等，而比例會受到個人性別
和體重的不同而所差異。白色脂肪的主要功能是儲存能量。當身體攝取過多的能
量後，多餘的能量就會被儲存在白色脂肪細胞中。白色脂肪細胞擁有巨大的單一
油滴，而這些脂質油滴的體積龐大，會壓迫其他細胞的內容物。且為了儲存脂
質，白色脂肪細胞可以擴張自身容量，可擴大超過一千倍哦。棕色脂肪細胞
育，由交感神經控制，這點和白色脂肪有完全不同，主要在分布在頸部、鎖骨上
方、肩胛骨、脊椎旁和腎臟周圍。之所以呈現棕色外觀，是因為含有豐富且緊密
的粒線體。而這些粒線體內含有大量的活性熱生成素，因此，棕色脂肪成為身體
中唯一能夠燃燒脂肪的因子，具有極高的產熱潛力，能夠迅速燃燒脂肪並產生熱
其在頸部與鎖骨的熱能呈現最為明顯，且基礎代謝率(REE)也明顯提升。這個研究
的相關生化數值分析，其實冬泳組的血漿中葡萄糖濃度也比較低，不過在肌肉結
構組成的是沒有差異的。 為什麼棕色脂肪可以燃燒脂肪上面有提到棕色脂肪內有
緻密的粒線體，而粒線體還存在一種特殊蛋白質-UCP1，它是棕色脂肪可以產生
熱能的關鍵。研究結果推測，洗冷水澡時皮膚會出現顫抖以保持體溫，過程中讓
脂肪 (Handb Clin Neurol. 2018;156:137)。而你一定也好奇，水溫到底要幾度，
才可以活化棕色脂肪產生能量？答案是9至1度。所以洗冷水澡的時候很冷，棕色
脂肪馬上啟動燃燒產生能量，產生ATP，精神也會跟著變好，不過想要這樣做可
能需要冬天才可以達成。夏天需要加冰塊泡澡才有效 (老闆來杯飲料無糖加冰! 喂~
脂肪快速燃燒，想要嘗試這個方法的你，就要了解一下，以下這些族群並不適合
洗冷水哦．高血壓．心臟病病史．懷孕中的婦女．女性生理期心血管疾病的人不
建議洗冷水澡，因為血管對於溫度變化非常敏感。當冷水接觸到皮膚後，透過神
2022-12-19 養生.運動健身
別擔心沒時間運動！研究指日常這些高強度活動也
能降早死風險
運動好處多，不只有延壽，也可降低肥胖、癌症、高血壓、糖尿病、憂鬱症等疾
病發生率，但可能是因為忙碌或惰怠，許多人無法持續且固定的進行運動。然而
時間劇烈運動 可降早死風險過去許多論述都建議活動量要達到一定程度，對身體
健康才有益，目前一般是建議成年人每周進行150至300分鐘中度運動(例如走
路)，或每周75至150分鐘劇烈運動(例如跑步)，加上一周兩天重量訓練。然而一
項在《自然醫學》雜誌發表，由澳洲雪梨大學科學家所做的研究發現，那些平常
不會特意去運動的中年人，如果每天設法進行三次非常短的劇烈運動，可降低約
2006年開始，分析超過2萬5千名平均年齡 61.8 歲的參與者，讓他們手上佩戴一
個為期 7 天的活動追踪器。這些人平常沒有運動習慣，每週最多進行一次散步。
研究人員發現，近 89% 的參與者進行了短時間的劇烈運動，其中絕大多數只持續
了一兩分鐘。研究人員追蹤他們的健康長達6.9 年發現，852 人死亡，其中 511
分鐘的人約降48%的死亡風險。對癌症和心血管疾病的影響更明顯。每天進行 3
次1分鐘劇烈運動的參與者死於心血管疾病的風險降低 49%，死於癌症的風險降
低 30%；而每天進行 11 次1分鐘的運動者，心血管疾病死亡風險降低 65%、癌
症死亡風險降低49%。有效運動看目標心率 概估算法220減實際年齡不過還是有
些人認為，運動至少要達到燃脂瘦身的效果才算有效。但要如何辨別有效運動？
50歲以上的民眾或中老年則用208減去年齡乘以0.7較準確。劉晟昊分析，掃地、
拖地等日常的家務活動較難達到目標心率。一般可以10分鐘高強度運動，穿插在
日常生活的空檔中，這樣會比長時間低強度的活動有效。一般所稱的中強度運
2022-11-04 養生.運動健身
有片｜燃燒脂肪、心肺有氧，動感熱力的放克舞步
跳起來！
想要運動減肥卻不想上健身房？想有趣一點又能大爆汗？何不試試也是全身運動
的跳舞。身為眾多藝人的塑身教練、有著亞洲有氧天王封號的潘若迪老師，帶領
《Desafio》，超洗腦的重節拍曲風，讓人一聽就忍不住手舞足蹈。而舞步總共五
種是由潘若迪老師編排。有別於一般運動，五種舞步的動作簡單並不難，任何人
都能跟著跳！全部舞步在影片中會重複三遍，不用擔心學不起來。而且有潘若迪
老師和六位教練們陪伴你一起跳，氣氛熱鬧歡樂，讓人感到有趣又開心，一個人
做運動不再感到無聊枯燥。有氧舞蹈能夠快速燃燒脂肪、強化心肺功能，不管你
惱人的贅肉！原始影片潘若迪_Funky Dance YT潘若迪_Funky Dance FB潘若迪
_Funky Dance IG延伸閱讀股四頭肌這樣鍛鍊，讓妳瘦下半身又勻稱結實減肥中
朋友卻相揪聚餐？營養師教你掌握這四點放心吃！｢有肌勵｣是女性專屬健身夥
伴，提供健身資訊、健康方法，更提供滿滿的鼓勵和正能量，給女性肌力，也給
https://www.instagram.com/udnGpower社團：女性專屬|健身的我超美
2022-07-16 養生.聰明飲食
減肥計算卡路里很重要？ 研究：減少碳水攝取更是
關鍵
1名67歲的氣象主播Al Roker透露，他透過步行與低碳水化合物飲食結合，在過去
幾個月內減掉了大約45磅（約20公斤），每天大約只吃100克的碳水化合物。限
（Clinical Nutrition）上的一項新研究也支持了這個說法。Harvard醫學院的內
分泌學家和兒科和營養學教授David Ludwig表示，身體會反擊限制卡路里這件
事，限制卡路里會減緩人體的新陳代謝，並且會讓人感覺更肌餓。David Ludwig
指出，與其說攝取過多的卡路里會導致體重增加，不如說是某些碳水化合物的高
糖含量，會觸發胰臟釋放胰島素並儲存過多的能量。他說，當我們的身體產生過
減少攝取碳水化合物 身體更能燃燒脂肪美國俄亥俄州立大學Jeff Vollek博士對低
碳水化合物飲食進行了25年的研究，表示研究證明，遵循低碳水化合物飲食的
人，可以減掉10%的體重並保持著。根據Fox新聞報導，當你限制碳水化合物的
2022-07-01 養生.運動健身
有片｜一週七天重訓搭配有氧，多元活動加速減
脂！
在健身活動中，重訓是一個很好的提升身體代謝的運動項目，但由於它消耗的卡
路里沒有想像中那麼高，對減脂的效果相當有限。因此，若想加速減脂，大多數
「小依 Sweat Diary」來說，要她做完一個多小時的重訓之後，還要爬上跑步機
或滑步機，這簡直是痛苦的煎熬。喜歡更多元性活動的她，特別公開了一週七天
的運動安排，將重訓巧妙搭配一些有氧活動，不局限於室內，還包括戶外活動，
2022-04-01 養生.健康瘦身
許瑋甯「66飲食法」超夯！營養師加碼「3不碰法
【編按】減重瘦身已成為全民運動，而近來女星許瑋甯為保持好身材所奉行的